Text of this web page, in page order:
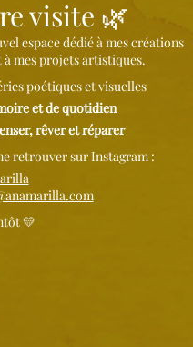
visite 🌿
espace dédié à mes créations
mes projets artistiques.
poétiques et visuelles
et de quotidien
rêver et réparer
retrouver sur Instagram :
💛